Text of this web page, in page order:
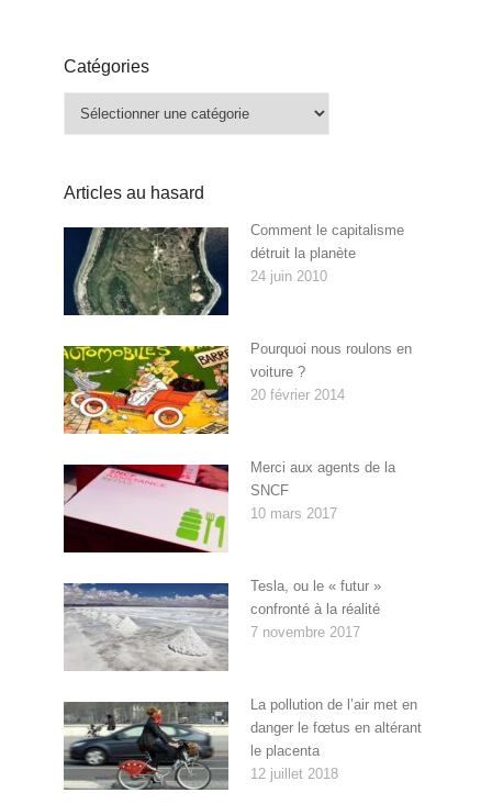
Catégories
Catégories
Articles au hasard
Comment le capitalisme
détruit la planète
24 juin 2010
Pourquoi nous roulons en
voiture ?
20 février 2014
Merci aux agents de la
SNCF
10 mars 2017
Tesla, ou le « futur »
confronté à la réalité
7 novembre 2017
La pollution de l’air met en
danger le fœtus en altérant
le placenta
12 juillet 2018